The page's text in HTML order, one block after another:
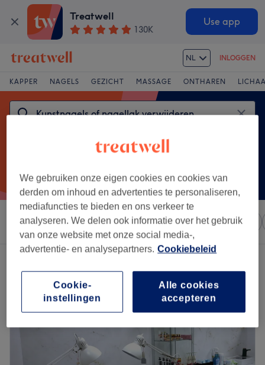
Treatwell
130K
Use app
NL INLOGGEN
KAPPER NAGELS GEZICHT MASSAGE ONTHAREN
Sorteer op Elke prijs Salons Expresaanbiedingen
We gebruiken onze eigen cookies en cookies van
derden om inhoud en advertenties te personaliseren,
mediafuncties te bieden en ons verkeer te
analyseren. We delen ook informatie over het gebruik
van onze website met onze social media-,
advertentie- en analysepartners. Cookiebeleid
Alle cookies
accepteren
Cookie-
instellingen